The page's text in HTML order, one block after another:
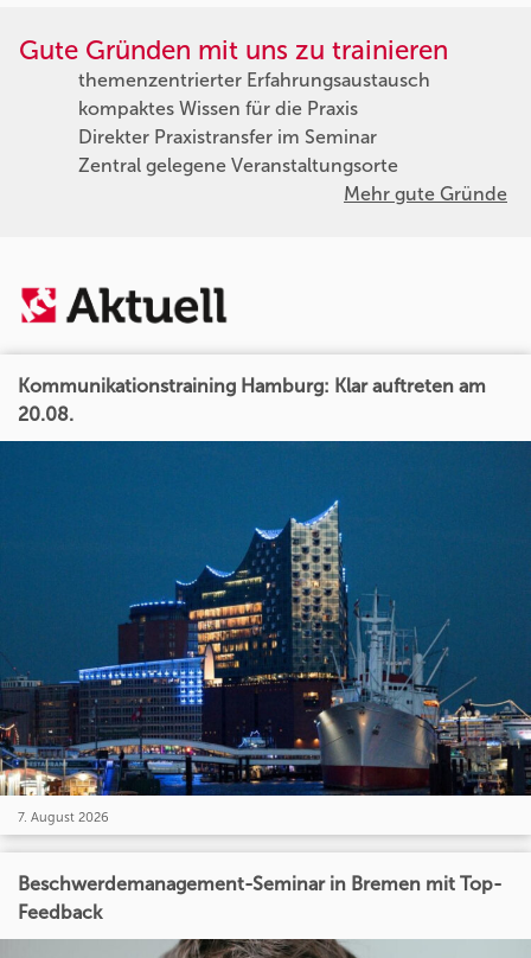
Gute Gründen mit uns zu trainieren
themenzentrierter Erfahrungsaustausch
kompaktes Wissen für die Praxis
Direkter Praxistransfer im Seminar
Zentral gelegene Veranstaltungsorte
Mehr gute Gründe
Kommunikationstraining Hamburg: Klar auftreten am
20.08.
7. August 2026
Beschwerdemanagement-Seminar in Bremen mit Top-
Feedback